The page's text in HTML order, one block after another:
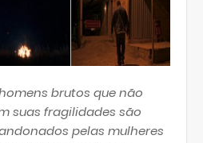
brutos que não
suas fragilidades são
pelas mulheres